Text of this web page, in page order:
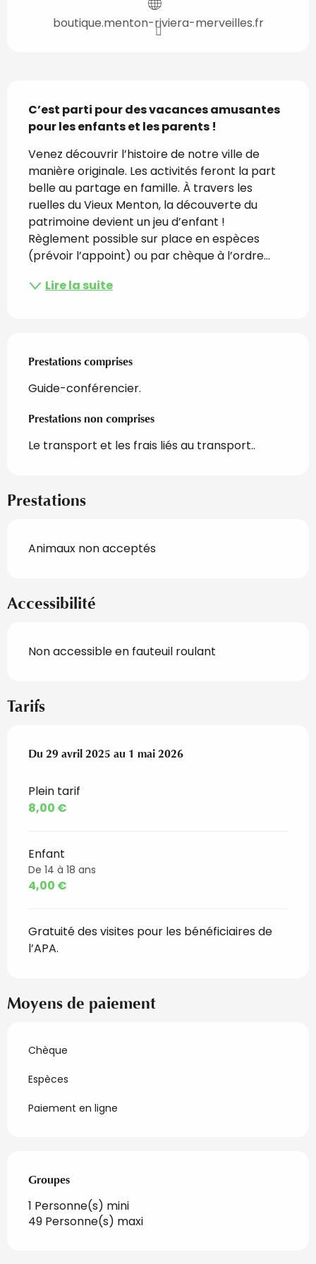
boutique.menton-riviera-merveilles.fr
Description
C’est parti pour des vacances amusantes
pour les enfants et les parents !
Venez découvrir l’histoire de notre ville de
manière originale. Les activités feront la part
belle au partage en famille. À travers les
ruelles du Vieux Menton, la découverte du
patrimoine devient un jeu d’enfant !
Règlement possible sur place en espèces
(prévoir l’appoint) ou par chèque à l’ordre...
Lire la suite
Prestations comprises
Prestations comprises
Guide-conférencier.
Prestations non comprises
Prestations non comprises
Le transport et les frais liés au transport..
Prestations
Animaux non acceptés
Accessibilité
Non accessible en fauteuil roulant
Tarifs
Du 29 avril 2025 au 1 mai 2026
Du 29 avril 2025 au 1 mai 2026
Plein tarif
8,00 €
Enfant
De 14 à 18 ans
4,00 €
Gratuité des visites pour les bénéficiaires de
l’APA.
Moyens de paiement
Chèque
Espèces
Paiement en ligne
Groupes
Groupes
1 Personne(s) mini
49 Personne(s) maxi